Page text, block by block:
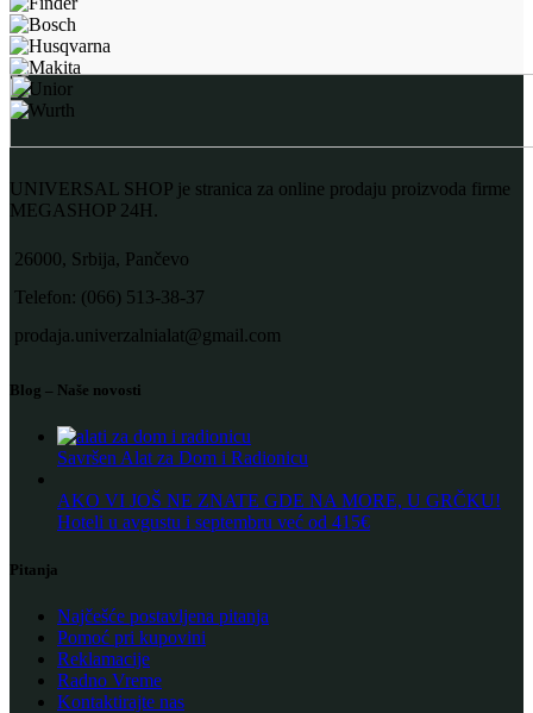
UNIVERSAL SHOP je stranica za online prodaju proizvoda firme
MEGASHOP 24H.
26000, Srbija, Pančevo
Telefon: (066) 513-38-37
prodaja.univerzalnialat@gmail.com
Blog – Naše novosti
Savršen Alat za Dom i Radionicu
AKO VI JOŠ NE ZNATE GDE NA MORE, U GRČKU!
Hoteli u avgustu i septembru već od 415€
Pitanja
Najčešće postavljena pitanja
Pomoć pri kupovini
Reklamacije
Radno Vreme
Kontaktirajte nas